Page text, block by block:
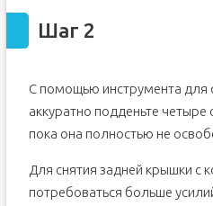
Шаг 2
С помощью инструмента для
аккуратно подденьте четыре
пока она полностью не
Для снятия задней крышки с
потребоваться больше